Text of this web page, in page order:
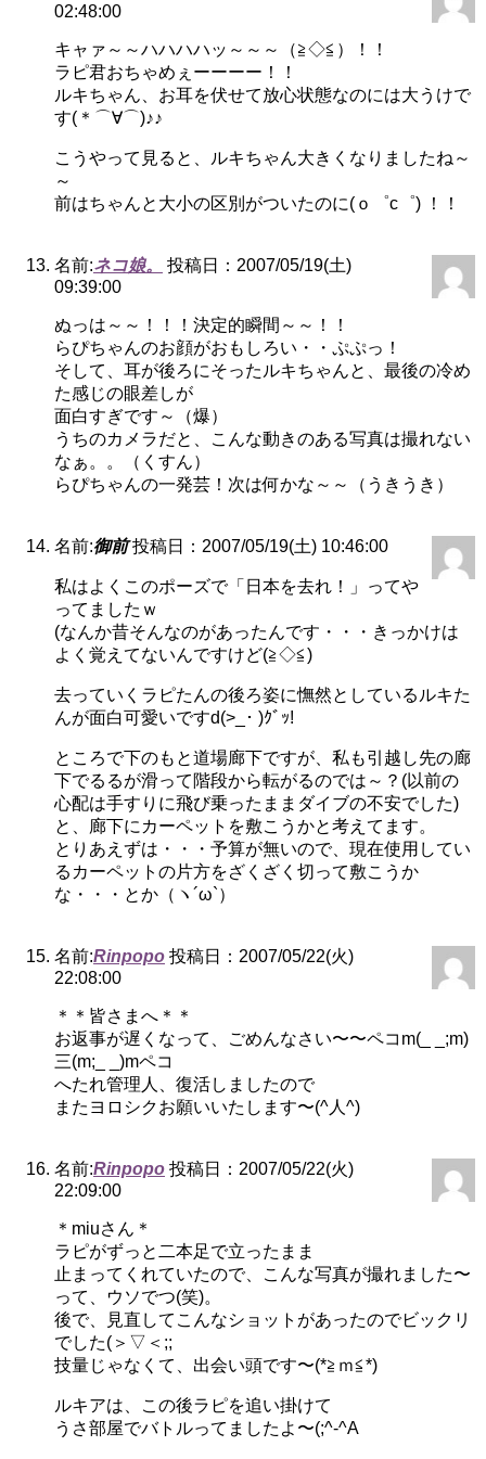
02:48:00
キャァ～～ハハハハッ～～～（≧◇≦）！！
ラピ君おちゃめぇーーーー！！
ルキちゃん、お耳を伏せて放心状態なのには大うけで
す(＊⌒∀⌒)♪♪
こうやって見ると、ルキちゃん大きくなりましたね～
～
前はちゃんと大小の区別がついたのに(ｏ゜c゜) ！！
名前:ネコ娘。
投稿日：2007/05/19(土)
09:39:00
ぬっは～～！！！決定的瞬間～～！！
らぴちゃんのお顔がおもしろい・・ぷぷっ！
そして、耳が後ろにそったルキちゃんと、最後の冷め
た感じの眼差しが
面白すぎです～（爆）
うちのカメラだと、こんな動きのある写真は撮れない
なぁ。。（くすん）
らぴちゃんの一発芸！次は何かな～～（うきうき）
名前:御前 投稿日：2007/05/19(土) 10:46:00
私はよくこのポーズで「日本を去れ！」ってや
ってましたｗ
(なんか昔そんなのがあったんです・・・きっかけは
よく覚えてないんですけど(≧◇≦)
去っていくラピたんの後ろ姿に憮然としているルキた
んが面白可愛いですd(>_･ )ｸﾞｯ!
ところで下のもと道場廊下ですが、私も引越し先の廊
下でるるが滑って階段から転がるのでは～？(以前の
心配は手すりに飛び乗ったままダイブの不安でした)
と、廊下にカーペットを敷こうかと考えてます。
とりあえずは・・・予算が無いので、現在使用してい
るカーペットの片方をざくざく切って敷こうか
な・・・とか（ヽ´ω`）
名前:Rinpopo 投稿日：2007/05/22(火)
22:08:00
＊＊皆さまへ＊＊
お返事が遅くなって、ごめんなさい〜〜ペコm(_ _;m)
三(m;_ _)mペコ
へたれ管理人、復活しましたので
またヨロシクお願いいたします〜(^人^)
名前:Rinpopo 投稿日：2007/05/22(火)
22:09:00
＊miuさん＊
ラピがずっと二本足で立ったまま
止まってくれていたので、こんな写真が撮れました〜
って、ウソでつ(笑)。
後で、見直してこんなショットがあったのでビックリ
でした(＞▽＜;;
技量じゃなくて、出会い頭です〜(*≧ｍ≦*)
ルキアは、この後ラピを追い掛けて
うさ部屋でバトルってましたよ〜(;^-^A